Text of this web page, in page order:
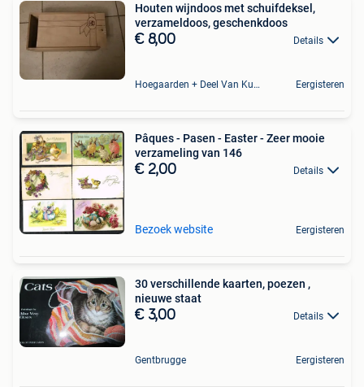
Houten wijndoos met schuifdeksel,
verzameldoos, geschenkdoos
€ 8,00 Details
Hoegaarden + Deel Van Kumtich + Deel Van Tienen Eergisteren
Pâques - Pasen - Easter - Zeer mooie
verzameling van 146
€ 2,00 Details
Bezoek website Eergisteren
30 verschillende kaarten, poezen ,
nieuwe staat
€ 3,00 Details
Gentbrugge Eergisteren